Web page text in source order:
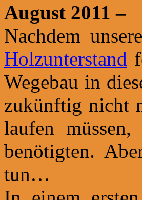
August 2011 –
Nachdem unsere
Holzunterstand
Wegebau in
zukünftig nicht
laufen
benötigten.
tun…